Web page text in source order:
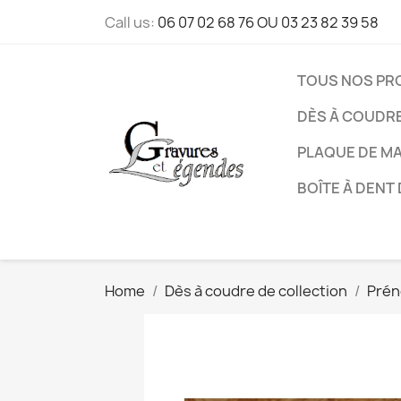
Call us: 06 07 02 68 76 OU 03 23 82 39 58
TOUS NOS
DÈS À
PLAQUE DE
BOÎTE À DENT
Home Dès à coudre de collection